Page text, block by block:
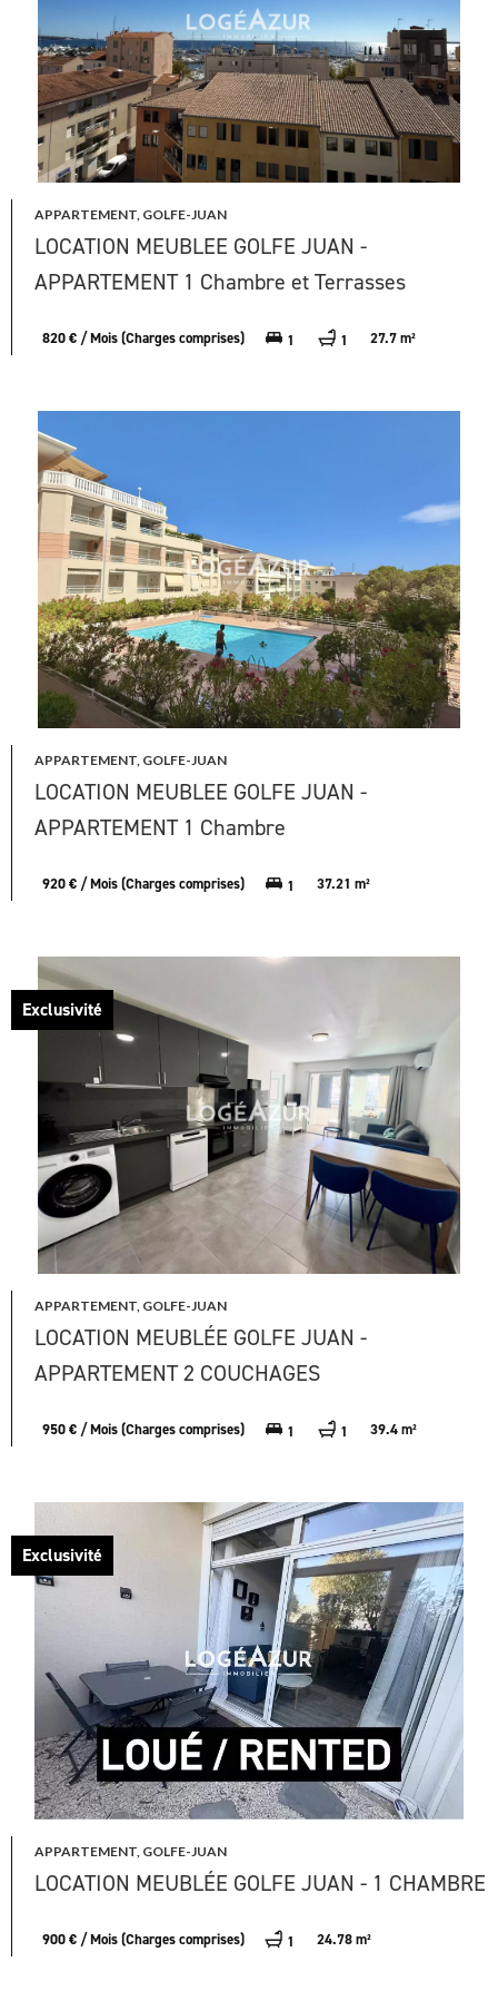
APPARTEMENT, GOLFE-JUAN
LOCATION MEUBLEE GOLFE JUAN -
APPARTEMENT 1 Chambre et Terrasses
820 € / Mois (Charges comprises) 1 1 27.7 m²
APPARTEMENT, GOLFE-JUAN
LOCATION MEUBLEE GOLFE JUAN -
APPARTEMENT 1 Chambre
920 € / Mois (Charges comprises) 1 37.21 m²
APPARTEMENT, GOLFE-JUAN
LOCATION MEUBLÉE GOLFE JUAN -
APPARTEMENT 2 COUCHAGES
950 € / Mois (Charges comprises) 1 1 39.4 m²
Exclusivité
APPARTEMENT, GOLFE-JUAN
LOCATION MEUBLÉE GOLFE JUAN - 1 CHAMBRE
900 € / Mois (Charges comprises) 1 24.78 m²
Exclusivité